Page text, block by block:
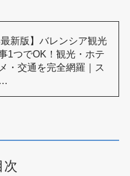
最新版】バレンシア観光
1つでOK！観光・ホテ
・交通を完全網羅｜ス
次